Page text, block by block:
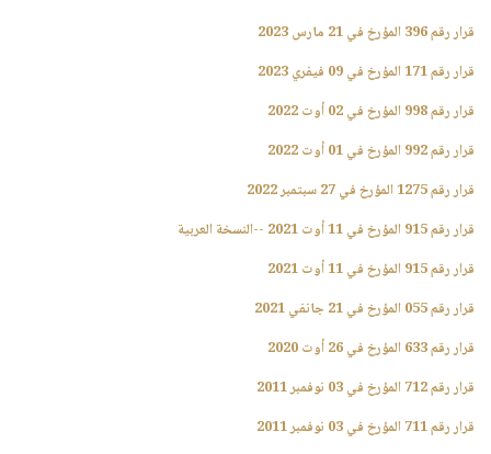
قرار رقم 396 المؤرخ في 21 مارس 2023
قرار رقم 171 المؤرخ في 09 فيفري 2023
قرار رقم 998 المؤرخ في 02 أوت 2022
قرار رقم 992 المؤرخ في 01 أوت 2022
قرار رقم 1275 المؤرخ في 27 سبتمبر 2022
قرار رقم 915 المؤرخ في 11 أوت 2021 --النسخة العربية
قرار رقم 915 المؤرخ في 11 أوت 2021
قرار رقم 055 المؤرخ في 21 جانفي 2021
قرار رقم 633 المؤرخ في 26 أوت 2020
قرار رقم 712 المؤرخ في 03 نوفمبر 2011
قرار رقم 711 المؤرخ في 03 نوفمبر 2011